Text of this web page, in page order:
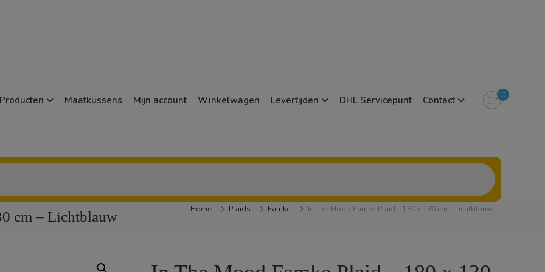
Producten Maatkussens Mijn account Winkelwagen Levertijden DHL Servicepunt Contact 0
cm – Lichtblauw Home Plaids Famke In The Mood Famke Plaid – 180 x 130 cm – Lichtblauw